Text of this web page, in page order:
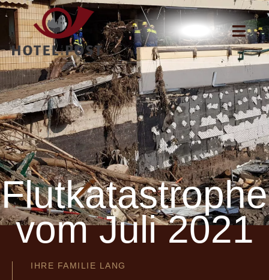
Flutkatastrophe
vom Juli 2021
IHRE FAMILIE LANG